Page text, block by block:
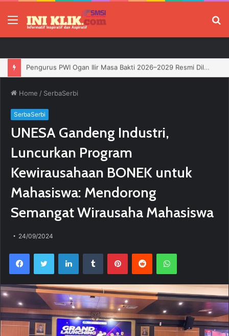
Menu
Jelang HUT RI, 3 Sumur Infill Baru di Zona 4 Dukung Kedaulatan Energi
Home / SerbaSerbi
SerbaSerbi
UNESA Gandeng Industri,
Luncurkan Program
Kewirausahaan BONEK untuk
Mahasiswa: Mendorong
Semangat Wirausaha Mahasiswa
24/09/2024